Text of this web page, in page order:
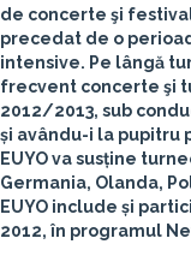
de concerte şi
precedat de o
intensive. Pe lângă
frecvent concerte şi
2012/2013, sub
și avându-i la pupitru
EUYO va susține
Germania, Olanda,
EUYO include și
2012, în programul